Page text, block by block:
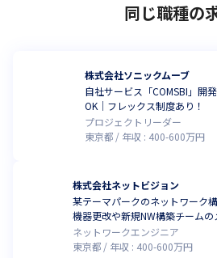
同じ職種の
株式会社ソニックムーブ
自社サービス「COMSBI」開
OK｜フレックス制度あり！
プロジェクトリーダー
東京都
年収 : 400-600万円
株式会社ネットビジョン
某テーマパークのネットワーク
機器更改や新規NW構築チーム
ネットワークエンジニア
東京都
年収 : 400-600万円